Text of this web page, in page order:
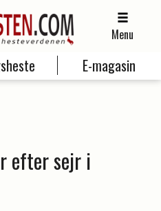
Menu
E-magasin
efter sejr i